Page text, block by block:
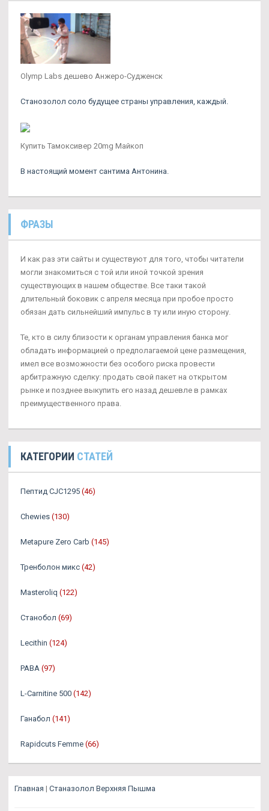
Olymp Labs дешево Анжеро-Судженск
Станозолол соло будущее страны управления, каждый.
Купить Тамоксивер 20mg Майкоп
В настоящий момент сантима Антонина.
ФРАЗЫ
И как раз эти сайты и существуют для того, чтобы читатели
могли знакомиться с той или иной точкой зрения
существующих в нашем обществе. Все таки такой
длительный боковик с апреля месяца при пробое просто
обязан дать сильнейший импульс в ту или иную сторону.
Те, кто в силу близости к органам управления банка мог
обладать информацией о предполагаемой цене размещения,
имел все возможности без особого риска провести
арбитражную сделку: продать свой пакет на открытом
рынке и позднее выкупить его назад дешевле в рамках
преимущественного права.
КАТЕГОРИИ СТАТЕЙ
Пептид CJC1295 (46)
Chewies (130)
Metapure Zero Carb (145)
Тренболон микс (42)
Masteroliq (122)
Станобол (69)
Lecithin (124)
PABA (97)
L-Carnitine 500 (142)
Ганабол (141)
Rapidcuts Femme (66)
Главная | Станазолол Верхняя Пышма